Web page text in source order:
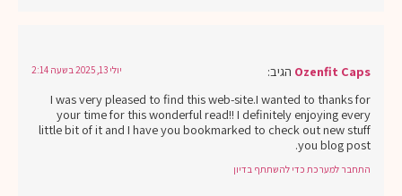
Ozenfit Caps הגיב: יולי 13, 2025 בשעה 2:14
I was very pleased to find this web-site.I wanted to thanks for
your time for this wonderful read!! I definitely enjoying every
little bit of it and I have you bookmarked to check out new stuff
you blog post.
התחבר למערכת כדי להשתתף בדיון